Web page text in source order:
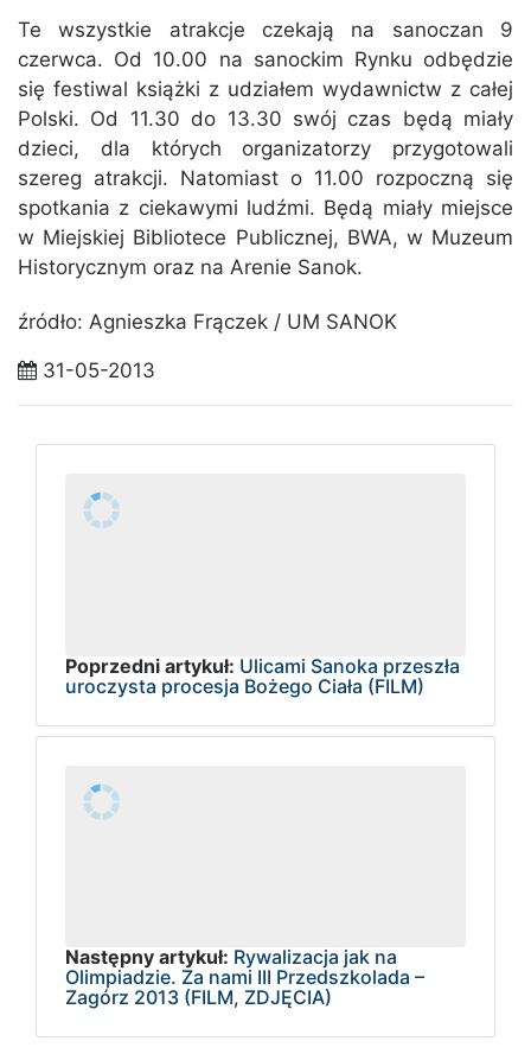
Te wszystkie atrakcje czekają na sanoczan 9
czerwca. Od 10.00 na sanockim Rynku odbędzie
się festiwal książki z udziałem wydawnictw z całej
Polski. Od 11.30 do 13.30 swój czas będą miały
dzieci, dla których organizatorzy przygotowali
szereg atrakcji. Natomiast o 11.00 rozpoczną się
spotkania z ciekawymi ludźmi. Będą miały miejsce
w Miejskiej Bibliotece Publicznej, BWA, w Muzeum
Historycznym oraz na Arenie Sanok.
źródło: Agnieszka Frączek / UM SANOK
31-05-2013
Poprzedni artykuł: Ulicami Sanoka przeszła
uroczysta procesja Bożego Ciała (FILM)
Następny artykuł: Rywalizacja jak na
Olimpiadzie. Za nami III Przedszkolada –
Zagórz 2013 (FILM, ZDJĘCIA)